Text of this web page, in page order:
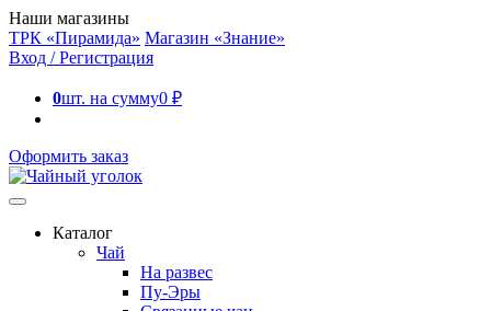
Наши магазины
ТРК «Пирамида» Магазин «Знание»
Вход / Регистрация
0шт. на сумму0 ₽
Оформить заказ
Каталог
Чай
На развес
Пу-Эры